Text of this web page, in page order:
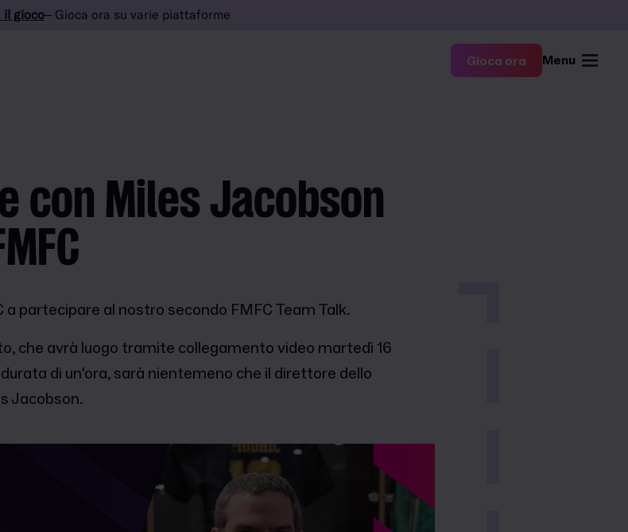
il gioco– Gioca ora su varie piattaforme
Gioca ora Menu
con Miles Jacobson
partecipare al nostro secondo FMFC Team Talk.
che avrà luogo tramite collegamento video martedì 16
di un'ora, sarà nientemeno che il direttore dello
Jacobson.